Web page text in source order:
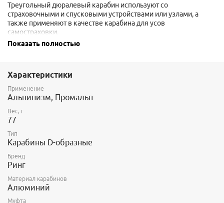
Треугольный дюралевый карабин используют со
страховочными и спусковыми устройствами или узлами, а
также применяют в качестве карабина для усов
самостраховки.
Дюралевые карабины существенно легче стальных. При этом
необходимо качественное соотношение высокой надежности
и малого веса.
Показать полностью
Характеристики
Применение
Альпинизм, Промальп
Вес, г
77
Тип
Карабины D-образные
Бренд
Ринг
Материал карабинов
Алюминий
Муфта